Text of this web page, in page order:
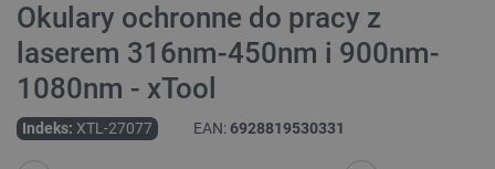
Okulary ochronne do pracy z
laserem 316nm-450nm i 900nm-
1080nm - xTool
Indeks: XTL-27077 EAN:6928819530331